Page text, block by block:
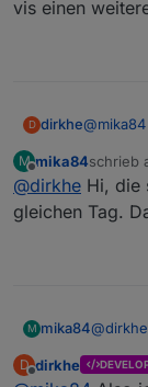
vis einen
D dirkhe@mika84
den nicht
er ja
Leg
so ein
M
Offline
mika84schrieb
zuletzt
@dirkhe Hi, die
gleichen Tag.
M mika84@dirkhe
D
Offline
dirkhe